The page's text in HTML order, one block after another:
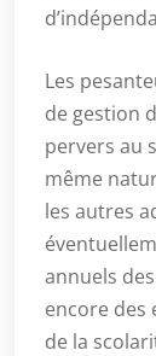
Les
de gestion
pervers au
même
les autres
annuels
encore des
de la